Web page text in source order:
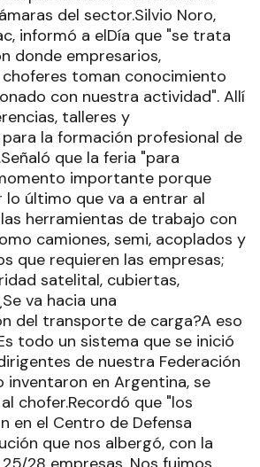
del sector.Silvio Noro,
informó a elDía que "se trata
donde empresarios,
toman conocimiento
con nuestra actividad". Allí
talleres y
la formación profesional de
que la feria "para
importante porque
último que va a entrar al
herramientas de trabajo con
camiones, semi, acoplados y
que requieren las empresas;
satelital, cubiertas,
va hacia una
del transporte de carga?A eso
todo un sistema que se inició
de nuestra Federación
inventaron en Argentina, se
chofer.Recordó que "los
en el Centro de Defensa
que nos albergó, con la